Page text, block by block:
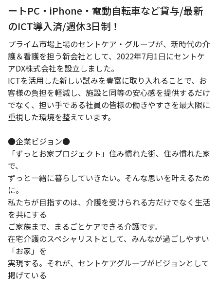
ートPC・iPhone・電動自転車など貸与/最新
のICT導入済/週休3日制！
プライム市場上場のセントケア・グループが、新時代の介
護＆看護を担う新会社として、2022年7月1日にセントケ
アDX株式会社を設立しました。
ICTを活用した新しい試みを豊富に取り入れることで、お
客様の負担を軽減し、施設と同等の安心感を提供するだけ
でなく、担い手である社員の皆様の働きやすさを最大限に
重視した環境を整えています。
●企業ビジョン●
「ずっとお家プロジェクト」住み慣れた街、住み慣れた家
で、
ずっと一緒に暮らしていきたい。そんな思いを叶えるため
に。
私たちが目指すのは、介護を受けられる方だけでなく生活
を共にする
ご家族まで、まるごとケアできる介護です。
在宅介護のスペシャリストとして、みんなが過ごしやすい
「お家」を
実現する。それが、セントケアグループがビジョンとして
掲げている